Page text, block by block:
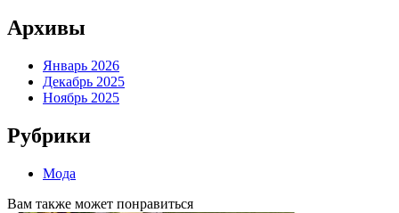
Архивы
Январь 2026
Декабрь 2025
Ноябрь 2025
Рубрики
Мода
Вам также может понравиться